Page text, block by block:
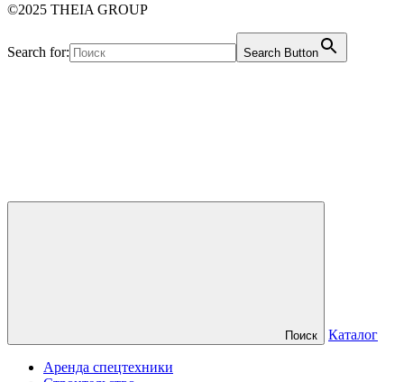
©2025 THEIA GROUP
Search for: Search Button
Поиск Каталог
Аренда спецтехники